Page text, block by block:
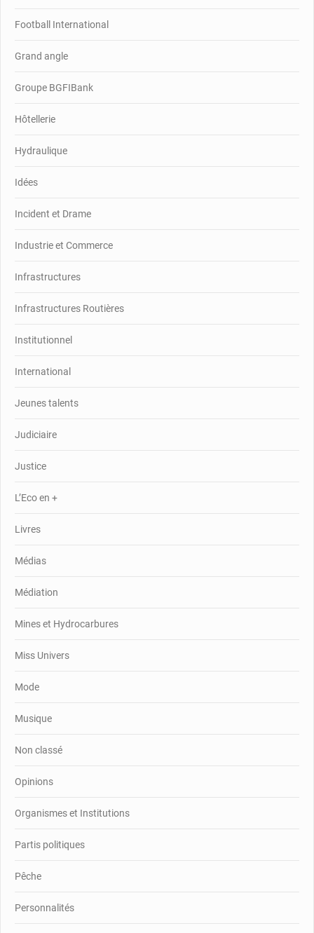
Football International
Grand angle
Groupe BGFIBank
Hôtellerie
Hydraulique
Idées
Incident et Drame
Industrie et Commerce
Infrastructures
Infrastructures Routières
Institutionnel
International
Jeunes talents
Judiciaire
Justice
L’Eco en +
Livres
Médias
Médiation
Mines et Hydrocarbures
Miss Univers
Mode
Musique
Non classé
Opinions
Organismes et Institutions
Partis politiques
Pêche
Personnalités